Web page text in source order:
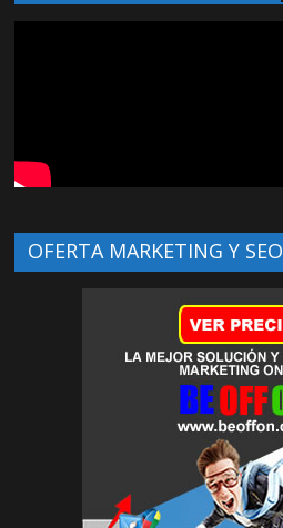
OFERTA MARKETING Y SEO